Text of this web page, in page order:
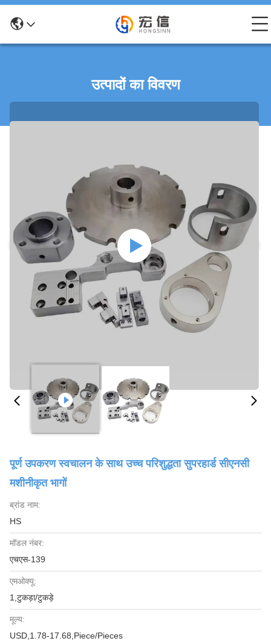
उत्पादों का विवरण
पूर्ण उपकरण स्वचालन के साथ उच्च परिशुद्धता सुपरहार्ड सीएनसी
मशीनीकृत भागों
ब्रांड नाम:
HS
मॉडल नंबर:
एचएस-139
एमओक्यू:
1,टुकड़ा/टुकड़े
मूल्य:
USD,1.78-17.68,Piece/Pieces